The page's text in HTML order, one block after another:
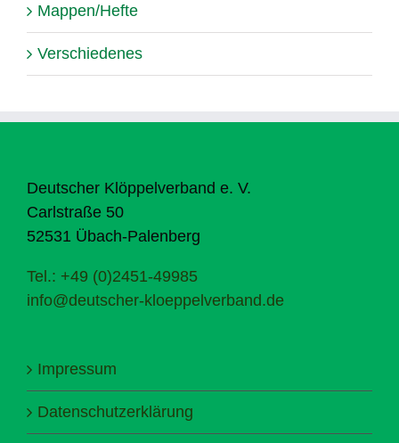
Mappen/Hefte
Verschiedenes
Deutscher Klöppelverband e. V.
Carlstraße 50
52531 Übach-Palenberg
Tel.: +49 (0)2451-49985
info@deutscher-kloeppelverband.de
Impressum
Datenschutzerklärung